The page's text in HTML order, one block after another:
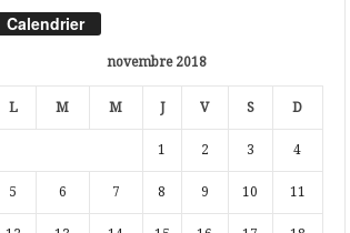
Calendrier
novembre 2018
L M M J V S D
1 2 3 4
5 6 7 8 9 10 11